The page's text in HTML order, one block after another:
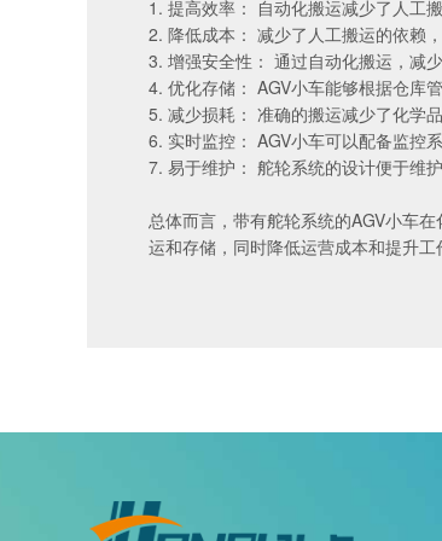
1. 提高效率： 自动化搬运减少了人工
2. 降低成本： 减少了人工搬运的依赖
3. 增强安全性： 通过自动化搬运，减
4. 优化存储： AGV小车能够根据仓库
5. 减少损耗： 准确的搬运减少了化学
6. 实时监控： AGV小车可以配备监控
7. 易于维护： 舵轮系统的设计便于维
总体而言，带有舵轮系统的AGV小车
运和存储，同时降低运营成本和提升工